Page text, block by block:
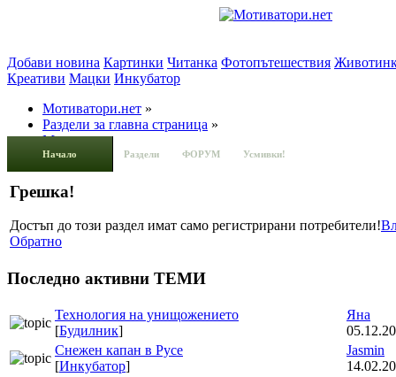
Начало Раздели ФОРУМ Усмивки!
Добави новина Картинки Читанка Фотопътешествия
Креативи Мацки Инкубатор
Мотиватори.нет »
Раздели за главна страница »
Мацки
Грешка!
Достъп до този раздел имат само регистрирани потребители!
Обратно
Последно активни ТЕМИ
Технология на унищожението
[Будилник]
Яна
Снежен капан в Русе
[Инкубатор]
Jasmin